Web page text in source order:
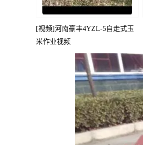
[视频]河南豪丰4YZL-5自走式玉
米作业视频